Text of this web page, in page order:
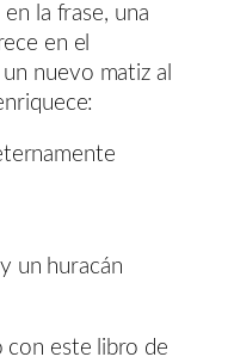
la frase, una
en el
nuevo matiz al
un huracán
con este libro de